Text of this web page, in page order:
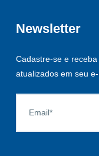
Newsletter
Cadastre-se e
atualizados em seu e-